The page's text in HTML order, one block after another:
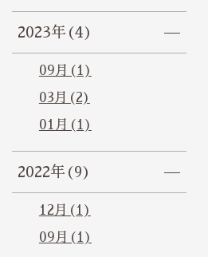
2023年(4)
09月(1)
03月(2)
01月(1)
2022年(9)
12月(1)
09月(1)